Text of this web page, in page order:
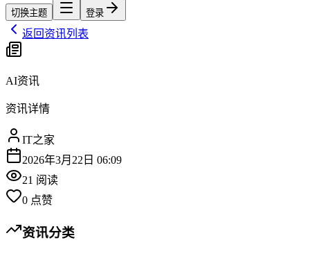
切换主题 登录
返回资讯列表
AI资讯
资讯详情
IT之家
2026年3月22日 06:09
21 阅读
0 点赞
资讯分类